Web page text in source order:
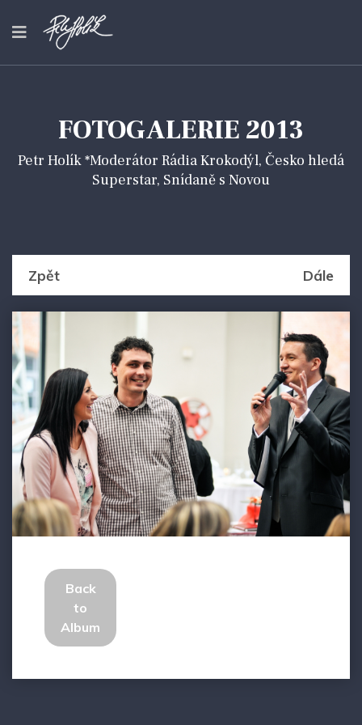
FOTOGALERIE 2013
Petr Holík *Moderátor Rádia Krokodýl, Česko hledá
Superstar, Snídaně s Novou
Zpět Dále
Back
to
Album